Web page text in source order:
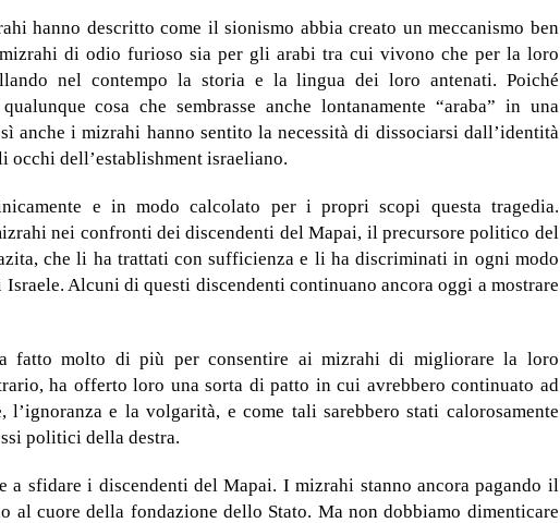
hanno descritto come il sionismo abbia creato un meccanismo ben
di odio furioso sia per gli arabi tra cui vivono che per la loro
nel contempo la storia e la lingua dei loro antenati. Poiché
cosa che sembrasse anche lontanamente “araba” in una
anche i mizrahi hanno sentito la necessità di dissociarsi dall’identità
occhi dell’establishment israeliano.
e in modo calcolato per i propri scopi questa tragedia.
nei confronti dei discendenti del Mapai, il precursore politico del
che li ha trattati con sufficienza e li ha discriminati in ogni modo
Alcuni di questi discendenti continuano ancora oggi a mostrare
fatto molto di più per consentire ai mizrahi di migliorare la loro
ha offerto loro una sorta di patto in cui avrebbero continuato ad
e la volgarità, e come tali sarebbero stati calorosamente
politici della destra.
a sfidare i discendenti del Mapai. I mizrahi stanno ancora pagando il
al cuore della fondazione dello Stato. Ma non dobbiamo dimenticare